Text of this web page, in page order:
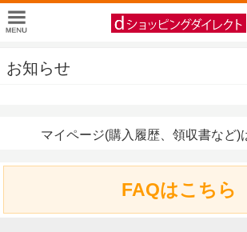
お知らせ
マイページ(購入履歴、領収書など)
FAQはこちら